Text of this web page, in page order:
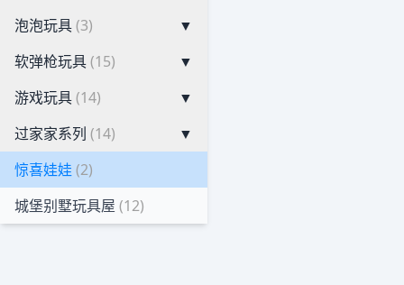
泡泡玩具(3)
▼
软弹枪玩具(15)
▼
游戏玩具(14)
▼
过家家系列 (14)
▼
惊喜娃娃 (2)
城堡别墅玩具屋 (12)